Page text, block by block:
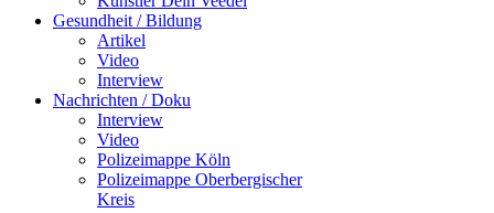
Gesundheit / Bildung
Artikel
Video
Interview
Nachrichten / Doku
Interview
Video
Polizeimappe Köln
Polizeimappe Oberbergischer
Kreis